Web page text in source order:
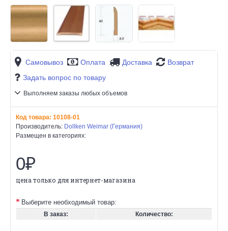
Самовывоз Оплата Доставка
Возврат
Задать вопрос по товару
Выполняем заказы любых объемов
Код товара: 10108-01
Производитель: Dollken Weimar (Германия)
Размещен в категориях:
0₽
цена только для интернет-магазина
Выберите необходимый товар:
В заказ: Количество: